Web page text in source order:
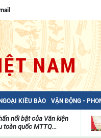
KIỀU BÀO VẬN ĐỘNG -
nổi bật của Văn kiện
toàn quốc MTTQ...